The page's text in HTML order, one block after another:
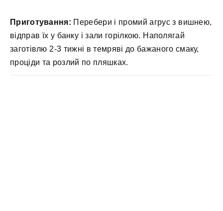
Приготування: Перебери і промий агрус з вишнею,
відправ їх у банку і зали горілкою. Наполягай
заготівлю 2-3 тижні в темряві до бажаного смаку,
проціди та розлий по пляшках.